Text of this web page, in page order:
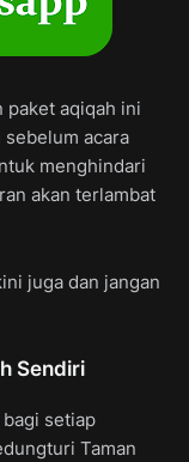
paket aqiqah ini
acara
menghindari
akan terlambat
juga dan jangan
Sendiri
setiap
Taman